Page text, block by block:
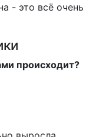
- это всё очень
происходит?